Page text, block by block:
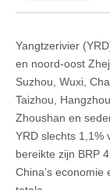
Yangtzerivier
en noord-oost
Suzhou, Wuxi,
Taizhou,
Zhoushan en
YRD slechts 1,1%
bereikte zijn BRP
China’s